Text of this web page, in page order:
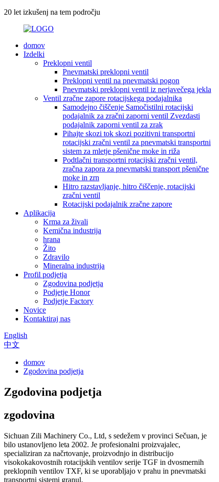
20 let izkušenj na tem področju
domov
Izdelki
Preklopni ventil
Pnevmatski preklopni ventil
Preklopni ventil na pnevmatski pogon
Pnevmatski preklopni ventil iz nerjavečega jekla
Ventil zračne zapore rotacijskega podajalnika
Samodejno čiščenje Samočistilni rotacijski
podajalnik za zračni zaporni ventil Zvezdasti
podajalnik zaporni ventil za zrak
Pihajte skozi tok skozi pozitivni transportni
rotacijski zračni ventil za pnevmatski transportni
sistem za mletje pšenične moke in riža
Podtlačni transportni rotacijski zračni ventil,
zračna zapora za pnevmatski transport pšenične
moke in zrn
Hitro razstavljanje, hitro čiščenje, rotacijski
zračni ventil
Rotacijski podajalnik zračne zapore
Aplikacija
Krma za živali
Kemična industrija
hrana
Žito
Zdravilo
Mineralna industrija
Profil podjetja
Zgodovina podjetja
Podjetje Honor
Podjetje Factory
Novice
Kontaktiraj nas
English
中文
domov
Zgodovina podjetja
Zgodovina podjetja
zgodovina
Sichuan Zili Machinery Co., Ltd, s sedežem v provinci Sečuan, je
bilo ustanovljeno leta 2002. Je profesionalni proizvajalec,
specializiran za načrtovanje, proizvodnjo in distribucijo
visokokakovostnih rotacijskih ventilov serije TGF in dvosmernih
preklopnih ventilov TXF, ki se uporabljajo v prahu in pnevmatski
transportni sistemi granul.